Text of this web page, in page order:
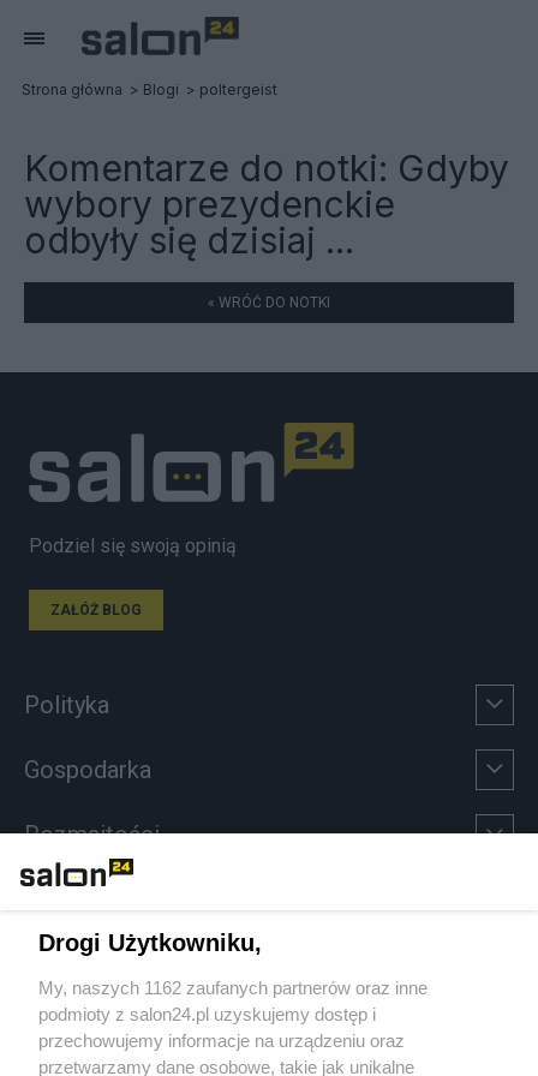
Strona główna Blogi poltergeist
Komentarze do notki: Gdyby
wybory prezydenckie
odbyły się dzisiaj ...
« WRÓĆ DO NOTKI
Podziel się swoją opinią
ZAŁÓŻ BLOG
Polityka
Gospodarka
Rozmaitości
Sport
Społeczeństwo
Drogi Użytkowniku,
My, naszych 1162 zaufanych partnerów oraz inne
podmioty z salon24.pl uzyskujemy dostęp i
przechowujemy informacje na urządzeniu oraz
przetwarzamy dane osobowe, takie jak unikalne